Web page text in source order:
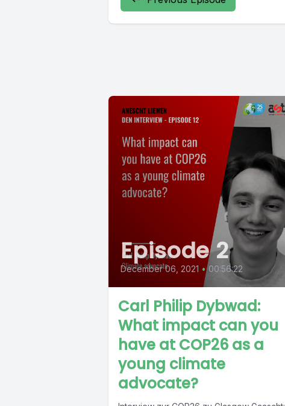
Episode 2
December 06, 2021 • 00:56:22
Carl Philip Dybwad:
What impact can you
have at COP26 as a
young climate
advocate?